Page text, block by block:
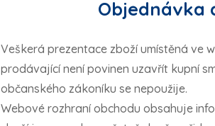
Objednávka
Veškerá prezentace zboží umístěná ve
prodávající není povinen uzavřít kupní
občanského zákoníku se nepoužije.
Webové rozhraní obchodu obsahuje